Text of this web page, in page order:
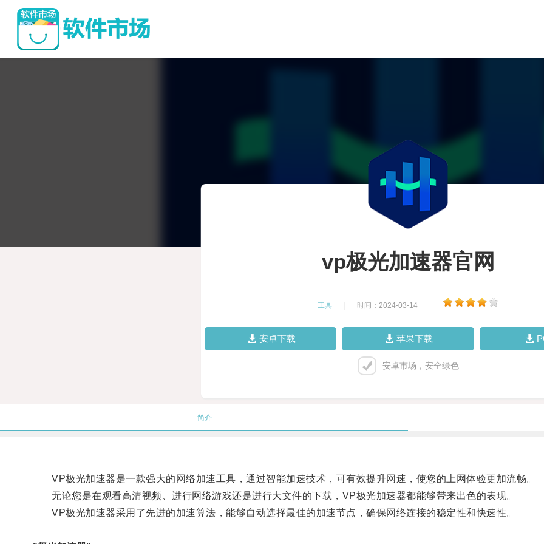
vp极光加速器官网
工具 时间：2024-03-14
安卓下载 苹果下载
安卓市场，安全绿色
简介
VP极光加速器是一款强大的网络加速工具，通过智能加速技术，可有效提升网速，使您的上网体验更加流畅。
无论您是在观看高清视频、进行网络游戏还是进行大文件的下载，VP极光加速器都能够带来出色的表现。
VP极光加速器采用了先进的加速算法，能够自动选择最佳的加速节点，确保网络连接的稳定性和快速性。